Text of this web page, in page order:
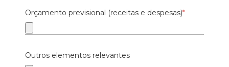
Orçamento previsional (receitas e despesas)*
Outros elementos relevantes